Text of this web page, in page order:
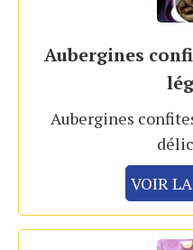
Aubergines
Aubergines
VOIR